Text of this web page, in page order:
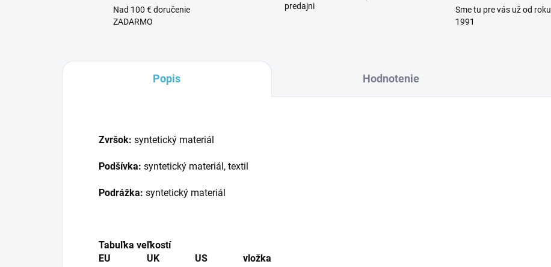
Nad 100 € doručenie
ZADARMO
predajni
Sme tu pre vás už od roku
1991
Popis Hodnotenie
Zvršok: syntetický materiál
Podšívka: syntetický materiál, textil
Podrážka: syntetický materiál
Tabuľka veľkostí
EU
UK US
vložka